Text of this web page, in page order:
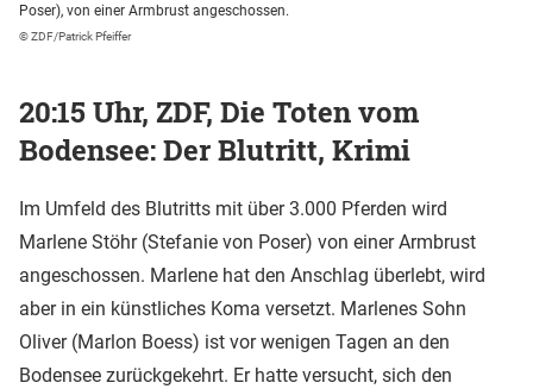
Poser), von einer Armbrust angeschossen.
© ZDF/Patrick Pfeiffer
20:15 Uhr, ZDF, Die Toten vom
Bodensee: Der Blutritt, Krimi
Im Umfeld des Blutritts mit über 3.000 Pferden wird
Marlene Stöhr (Stefanie von Poser) von einer Armbrust
angeschossen. Marlene hat den Anschlag überlebt, wird
aber in ein künstliches Koma versetzt. Marlenes Sohn
Oliver (Marlon Boess) ist vor wenigen Tagen an den
Bodensee zurückgekehrt. Er hatte versucht, sich den